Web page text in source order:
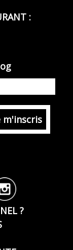
:
?